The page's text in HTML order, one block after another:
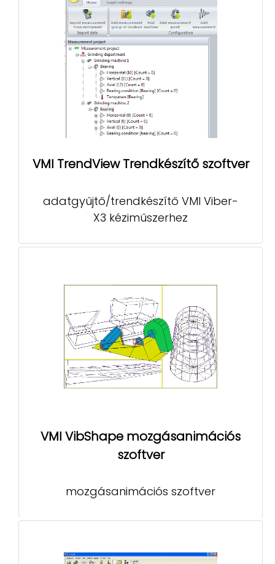
VMI TrendView Trendkészítő szoftver
adatgyűjtő/trendkészítő VMI Viber-
X3 kéziműszerhez
VMI VibShape mozgásanimációs
szoftver
mozgásanimációs szoftver